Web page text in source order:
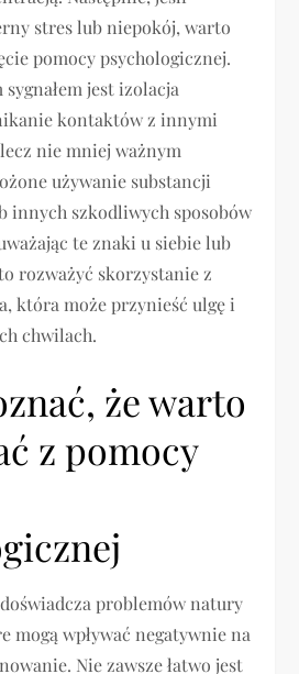
stres lub niepokój, warto
pomocy psychologicznej.
jest izolacja
kontaktów z innymi
nie mniej ważnym
używanie substancji
innych szkodliwych sposobów
te znaki u siebie lub
rozważyć skorzystanie z
która może przynieść ulgę i
chwilach.
że warto
z pomocy
problemów natury
mogą wpływać negatywnie na
Nie zawsze łatwo jest